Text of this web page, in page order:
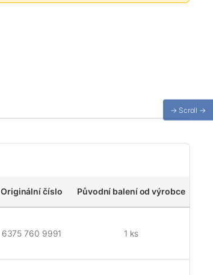
Originální číslo Původní balení od výrobce
6375 760 9991 1 ks
→ Scroll →